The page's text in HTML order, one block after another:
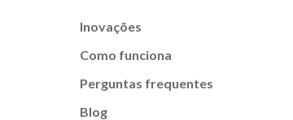
Inovações
Como funciona
Perguntas frequentes
Blog